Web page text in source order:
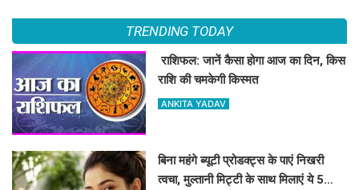
TRENDING TODAY
​​​​​​​ राशिफल: जानें कैसा होगा आज का दिन, किस
राशि की चमकेगी किस्मत
ANKITA YADAV
बिना महंगे ब्यूटी प्रोडक्ट्स के पाएं निखरी
त्वचा, मुल्तानी मिट्टी के साथ मिलाएं ये 5